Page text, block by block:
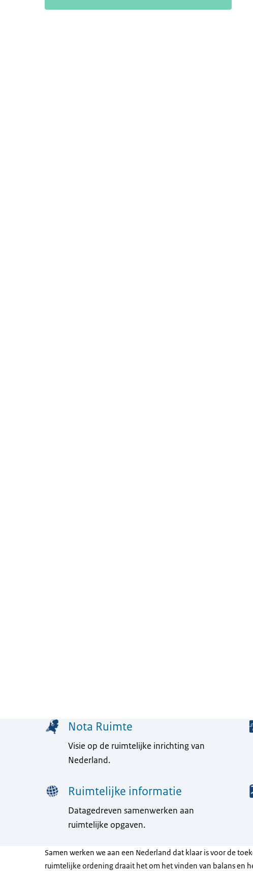
Nota Ruimte
Visie op de ruimtelijke inrichting van
Nederland.
Ruimtelijke informatie
Datagedreven samenwerken aan
ruimtelijke opgaven.
Samen werken we aan een Nederland dat klaar is voor de
ruimtelijke ordening draait het om het vinden van balans en